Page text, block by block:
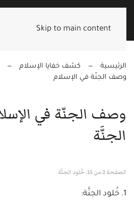
Skip to main content
الرئيسية كشف خفايا الإسلام
وصف الجنّة في الإسلام
وصف الجنّة في
الجنَّة
الصفحة 2 من 15: خُلود الجنَّة
1. خُلود الجنَّة: